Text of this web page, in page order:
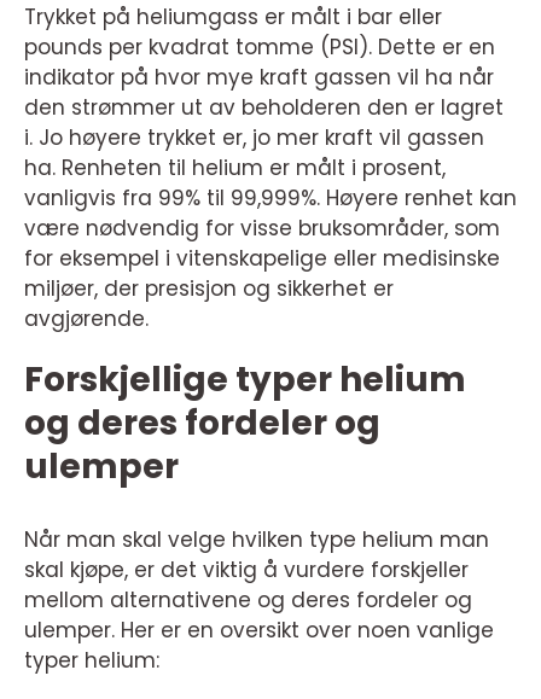
Trykket på heliumgass er målt i bar eller
pounds per kvadrat tomme (PSI). Dette er en
indikator på hvor mye kraft gassen vil ha når
den strømmer ut av beholderen den er lagret
i. Jo høyere trykket er, jo mer kraft vil gassen
ha. Renheten til helium er målt i prosent,
vanligvis fra 99% til 99,999%. Høyere renhet kan
være nødvendig for visse bruksområder, som
for eksempel i vitenskapelige eller medisinske
miljøer, der presisjon og sikkerhet er
avgjørende.
Forskjellige typer helium
og deres fordeler og
ulemper
Når man skal velge hvilken type helium man
skal kjøpe, er det viktig å vurdere forskjeller
mellom alternativene og deres fordeler og
ulemper. Her er en oversikt over noen vanlige
typer helium: